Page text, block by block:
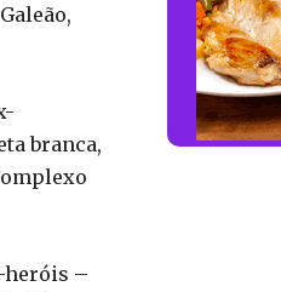
branca,
heróis –